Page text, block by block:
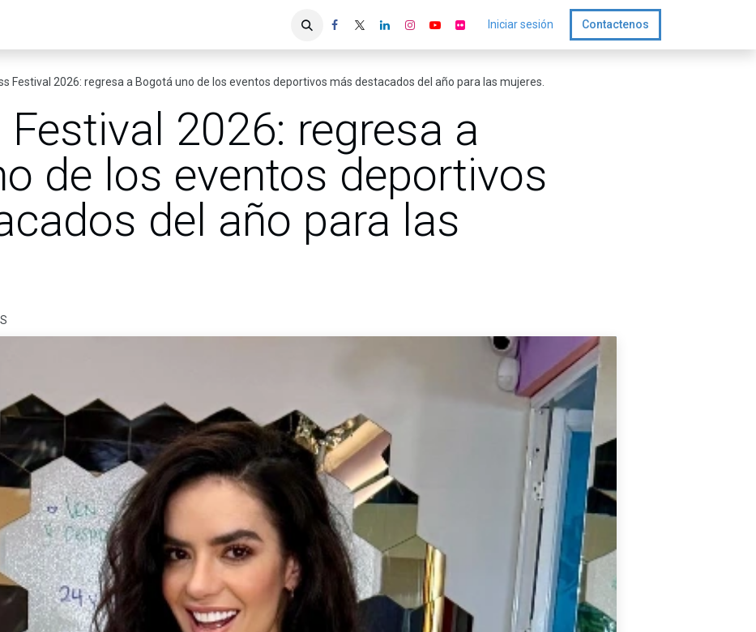
Iniciar sesión Contactenos
Festival 2026: regresa a Bogotá uno de los eventos deportivos más destacados del año para las mujeres.
2026: regresa a
de los eventos deportivos
del año para las